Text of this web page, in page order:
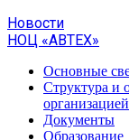
Новости
НОЦ «АВТЕХ»
Основные
Структура и
организацией
Документы
Образование